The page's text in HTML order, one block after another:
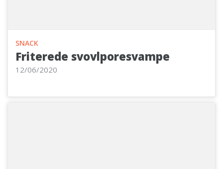
SNACK
Friterede svovlporesvampe
12/06/2020